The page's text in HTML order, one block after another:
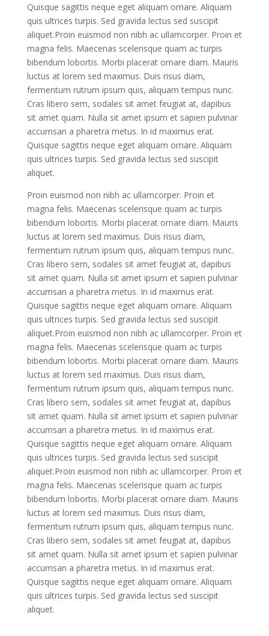
Quisque sagittis neque eget aliquam ornare. Aliquam
quis ultrices turpis. Sed gravida lectus sed suscipit
aliquet.Proin euismod non nibh ac ullamcorper. Proin et
magna felis. Maecenas scelerisque quam ac turpis
bibendum lobortis. Morbi placerat ornare diam. Mauris
luctus at lorem sed maximus. Duis risus diam,
fermentum rutrum ipsum quis, aliquam tempus nunc.
Cras libero sem, sodales sit amet feugiat at, dapibus
sit amet quam. Nulla sit amet ipsum et sapien pulvinar
accumsan a pharetra metus. In id maximus erat.
Quisque sagittis neque eget aliquam ornare. Aliquam
quis ultrices turpis. Sed gravida lectus sed suscipit
aliquet.
Proin euismod non nibh ac ullamcorper. Proin et
magna felis. Maecenas scelerisque quam ac turpis
bibendum lobortis. Morbi placerat ornare diam. Mauris
luctus at lorem sed maximus. Duis risus diam,
fermentum rutrum ipsum quis, aliquam tempus nunc.
Cras libero sem, sodales sit amet feugiat at, dapibus
sit amet quam. Nulla sit amet ipsum et sapien pulvinar
accumsan a pharetra metus. In id maximus erat.
Quisque sagittis neque eget aliquam ornare. Aliquam
quis ultrices turpis. Sed gravida lectus sed suscipit
aliquet.Proin euismod non nibh ac ullamcorper. Proin et
magna felis. Maecenas scelerisque quam ac turpis
bibendum lobortis. Morbi placerat ornare diam. Mauris
luctus at lorem sed maximus. Duis risus diam,
fermentum rutrum ipsum quis, aliquam tempus nunc.
Cras libero sem, sodales sit amet feugiat at, dapibus
sit amet quam. Nulla sit amet ipsum et sapien pulvinar
accumsan a pharetra metus. In id maximus erat.
Quisque sagittis neque eget aliquam ornare. Aliquam
quis ultrices turpis. Sed gravida lectus sed suscipit
aliquet.Proin euismod non nibh ac ullamcorper. Proin et
magna felis. Maecenas scelerisque quam ac turpis
bibendum lobortis. Morbi placerat ornare diam. Mauris
luctus at lorem sed maximus. Duis risus diam,
fermentum rutrum ipsum quis, aliquam tempus nunc.
Cras libero sem, sodales sit amet feugiat at, dapibus
sit amet quam. Nulla sit amet ipsum et sapien pulvinar
accumsan a pharetra metus. In id maximus erat.
Quisque sagittis neque eget aliquam ornare. Aliquam
quis ultrices turpis. Sed gravida lectus sed suscipit
aliquet.